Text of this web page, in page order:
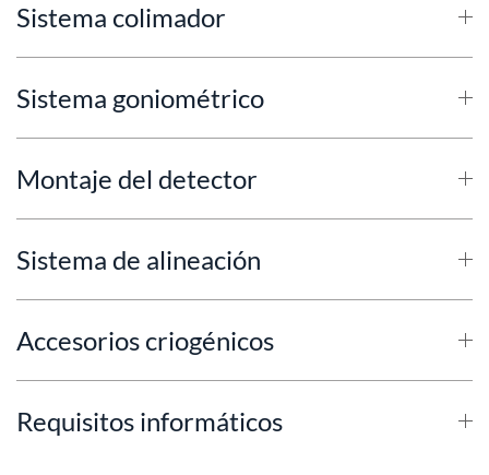
Sistema colimador
Sistema goniométrico
Montaje del detector
Sistema de alineación
Accesorios criogénicos
Requisitos informáticos